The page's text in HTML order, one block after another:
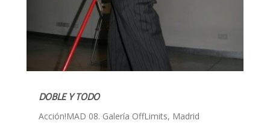
DOBLE Y TODO
Acción!MAD 08. Galería OffLimits, Madrid